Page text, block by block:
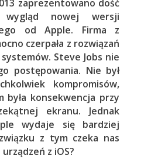
zaprezentowano dość
wygląd nowej wersji
od Apple. Firma z
czerpała z rozwiązań
Steve Jobs nie
postępowania. Nie był
kompromisów,
była konsekwencja przy
ekranu. Jednak
wydaje się bardziej
z tym czeka nas
z iOS?